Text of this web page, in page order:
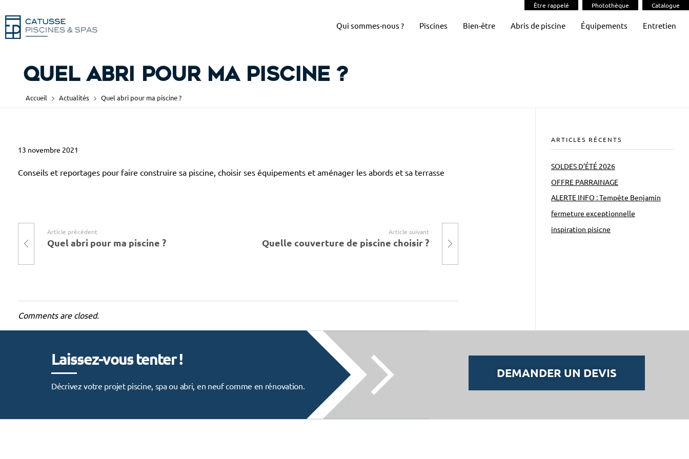
Être rappelé Photothèque Catalogue
Qui sommes-nous ? Piscines Bien-être Abris de piscine Équipements Entretien
Quel abri pour ma piscine ?
Accueil Actualités Quel abri pour ma piscine ?
Q
u
l
a
b
i
p
13 novembre 2021
Conseils et reportages pour faire construire sa piscine, choisir ses équipements et aménager les abords et sa terrasse
Article précédent
Quel abri pour ma piscine ?
Article suivant
Quelle couverture de piscine choisir ?
Comments are closed.
ARTICLES RÉCENTS
SOLDES D’ÉTÉ 2026
OFFRE PARRAINAGE
ALERTE INFO : Tempête Benjamin
fermeture exceptionnelle
inspiration pisicne
Laissez-vous tenter !
Décrivez votre projet piscine, spa ou abri, en neuf comme en rénovation.
DEMANDER UN DEVIS